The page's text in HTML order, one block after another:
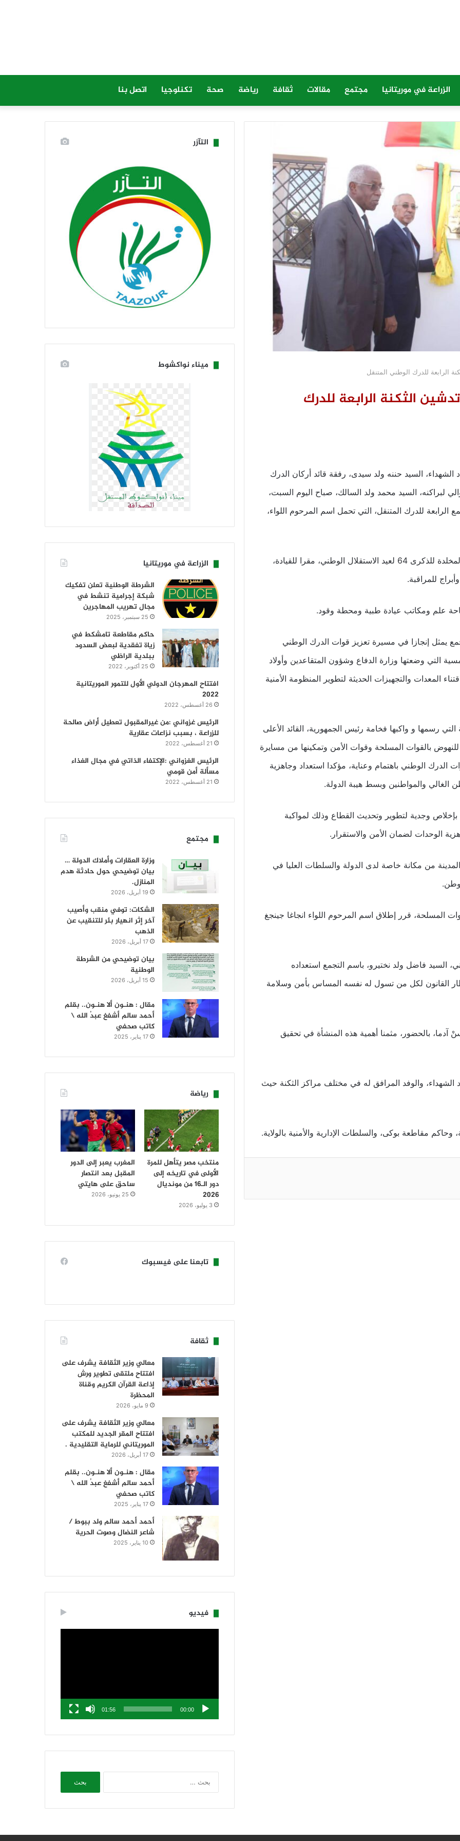
الزراعة في موريتانيا مجتمع مقالات ثقافة رياضة صحة تكنلوجيا اتصل بنا
الرابعة للدرك الوطني المتنقل
الثكنة الرابعة للدرك
السيد حننه ولد سيدى، رفقة قائد أركان الدرك
لبراكنه، السيد محمد ولد السالك، صباح اليوم السبت،
الرابعة للدرك المتنقل، التي تحمل اسم المرحوم اللواء،
وتضم الثكنة التي يأتي تدشينها في إطار الفعاليات المخلدة للذكرى 64 لعيد الاستقلال الوطني، مقرا للقيادة،
للمراقبة.
علم ومكاتب عيادة طبية ومحطة وقود.
يمثل إنجازا في مسيرة تعزيز قوات الدرك الوطني
التي وضعتها وزارة الدفاع وشؤون المتقاعدين وأولاد
المعدات والتجهيزات الحديثة لتطوير المنظومة الأمنية
رسمها و واكبها فخامة رئيس الجمهورية، القائد الأعلى
بالقوات المسلحة وقوات الأمن وتمكينها من مسايرة
الدرك الوطني باهتمام وعناية، مؤكدا استعداد وجاهزية
الغالي والمواطنين وبسط هيبة الدولة.
بإخلاص وجدية لتطوير وتحديث القطاع وذلك لمواكبة
الوحدات لضمان الأمن والاستقرار.
من مكانة خاصة لدى الدولة والسلطات العليا في
المسلحة، قرر إطلاق اسم المرحوم اللواء انجاغا جينجغ
السيد فاضل ولد نختيرو، باسم التجمع استعداده
القانون لكل من تسول له نفسه المساس بأمن وسلامة
آدما، بالحضور، مثمنا أهمية هذه المنشأة في تحقيق
الشهداء، والوفد المرافق له في مختلف مراكز الثكنة حيث
مقاطعة بوكى، والسلطات الإدارية والأمنية بالولاية.
التآزر
ميناء نواكشوط
الزراعة في موريتانيا
الشرطة الوطنية تعلن تفكيك
شبكة إجرامية تنشط في
مجال تهريب المهاجرين
25 سبتمبر، 2025
حاكم مقاطعة تامشكط في
زياة تفقدية لبعض السدود
ببلدية الراظي
25 أكتوبر، 2022
افتتاح المهرجان الدولي الأول للتمور الموريتانية
2022
26 أغسطس، 2022
الرئيس غزواني :من غيرالمقبول تعطيل أراض صالحة
للزراعة ، بسبب نزاعات عقارية
21 أغسطس، 2022
الرئيس الغزواني :الإكتفاء الذاتي في مجال الغذاء
مسألة أمن قومي
21 أغسطس، 2022
مجتمع
وزارة العقارات وأملاك الدولة …
بيان توضيحي حول حادثة هدم
المنازل.
19 أبريل، 2026
الشكات: توفي منقب وأصيب
آخر إثر انهيار بئر للتنقيب عن
الذهب
17 أبريل، 2026
بيان توضيحي من الشرطة
الوطنية
15 أبريل، 2026
مقال : هنـون ألا هنـون.. بقلم
أحمد سالم أشفغ عبدُ الله \
كاتب صحفي
17 يناير، 2025
رياضة
منتخب مصر يتأهل للمرة
الأولى في تاريخه إلى
دور الـ16 من مونديال
2026
3 يوليو، 2026
المغرب يعبر إلى الدور
المقبل بعد انتصار
ساحق على هايتي
25 يونيو، 2026
تابعنا على فيسبوك
ثقافة
معالي وزير الثقافة يشرف على
افتتاح ملتقى تطوير ورش
إذاعة القرآن الكريم وقناة
المحظرة
9 مايو، 2026
معالي وزير الثقافة يشرف على
افتتاح المقر الجديد للمكتب
الموريتاني للرماية التقليدية .
17 أبريل، 2026
مقال : هنـون ألا هنـون.. بقلم
أحمد سالم أشفغ عبدُ الله \
كاتب صحفي
17 يناير، 2025
أحمد أحمد سالم ولد ببوط /
شاعر النضال وصوت الحرية
10 يناير، 2025
فيديو
00:00
01:56